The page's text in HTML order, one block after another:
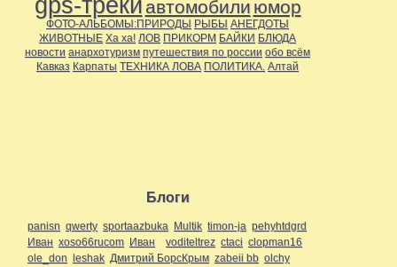
gps-треки автомобили юмор
ФОТО-АЛЬБОМЫ:ПРИРОДЫ РЫБЫ АНЕГДОТЫ
ЖИВОТНЫЕ Ха ха! ЛОВ ПРИКОРМ БАЙКИ БЛЮДА
новости анархотуризм путешествия по россии обо всём
Кавказ Карпаты ТЕХНИКА ЛОВА ПОЛИТИКА. Алтай
Блоги
panisn qwerty sportaazbuka Multik timon-ja pehyhtdgrd
Иван xoso66rucom Иван voditeltrez ctaci clopman16
ole_don leshak Дмитрий БорсКрым zabeii bb olchy